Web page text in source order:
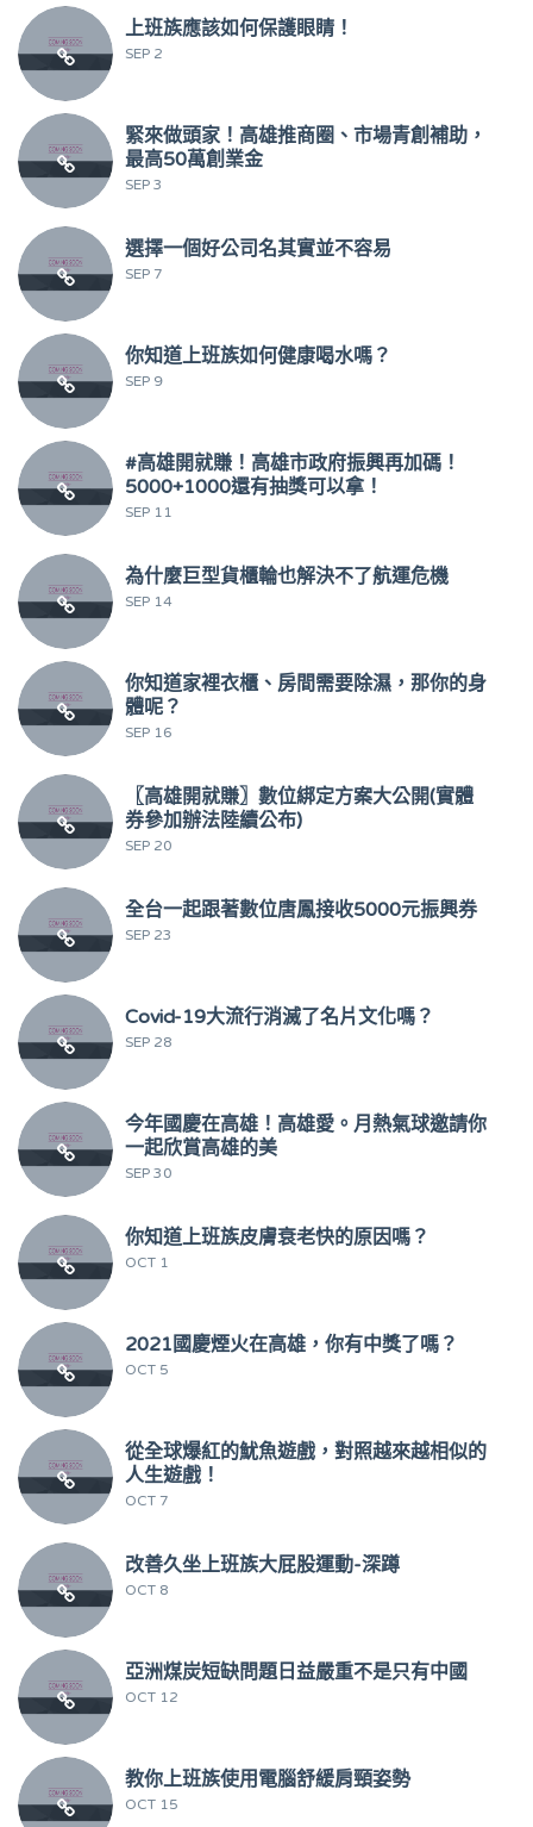
上班族應該如何保護眼睛！
SEP 2
緊來做頭家！高雄推商圈、市場青創補助，
最高50萬創業金
SEP 3
選擇一個好公司名其實並不容易
SEP 7
你知道上班族如何健康喝水嗎？
SEP 9
#高雄開就賺！高雄市政府振興再加碼！
5000+1000還有抽獎可以拿！
SEP 11
為什麼巨型貨櫃輪也解決不了航運危機
SEP 14
你知道家裡衣櫃、房間需要除濕，那你的身
體呢？
SEP 16
〖高雄開就賺〗數位綁定方案大公開(實體
券參加辦法陸續公布)
SEP 20
全台一起跟著數位唐鳳接收5000元振興券
SEP 23
Covid-19大流行消滅了名片文化嗎？
SEP 28
今年國慶在高雄！高雄愛。月熱氣球邀請你
一起欣賞高雄的美
SEP 30
你知道上班族皮膚衰老快的原因嗎？
OCT 1
2021國慶煙火在高雄，你有中獎了嗎？
OCT 5
從全球爆紅的魷魚遊戲，對照越來越相似的
人生遊戲！
OCT 7
改善久坐上班族大屁股運動-深蹲
OCT 8
亞洲煤炭短缺問題日益嚴重不是只有中國
OCT 12
教你上班族使用電腦舒緩肩頸姿勢
OCT 15